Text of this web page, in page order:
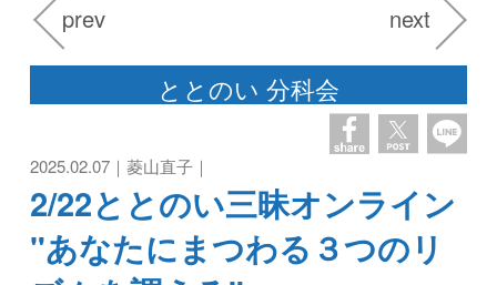
prev next
ととのい 分科会
2025.02.07｜菱山直子｜
2/22ととのい三昧オンライン
"あなたにまつわる３つのリ